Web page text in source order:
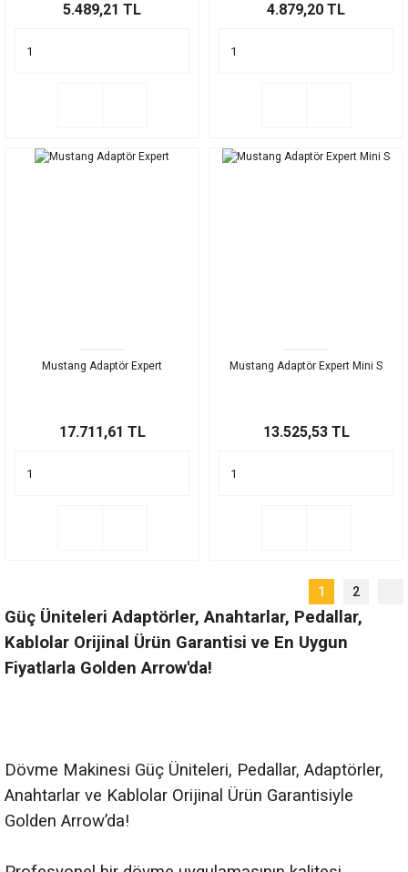
5.489,21 TL 4.879,20 TL
Mustang Adaptör Expert
17.711,61 TL
Mustang Adaptör Expert Mini S
13.525,53 TL
1 2
Güç Üniteleri Adaptörler, Anahtarlar, Pedallar,
Kablolar Orijinal Ürün Garantisi ve En Uygun
Fiyatlarla Golden Arrow'da!
Dövme Makinesi Güç Üniteleri, Pedallar, Adaptörler,
Anahtarlar ve Kablolar Orijinal Ürün Garantisiyle
Golden Arrow’da!